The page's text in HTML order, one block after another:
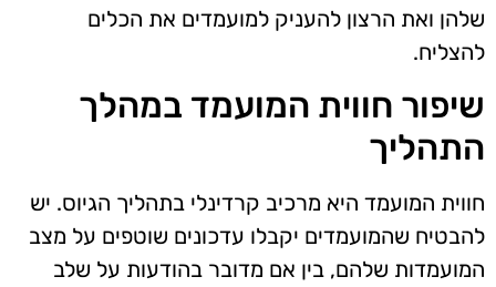
שלהן ואת הרצון להעניק למועמדים את הכלים
להצליח.
שיפור חווית המועמד במהלך
התהליך
חווית המועמד היא מרכיב קרדינלי בתהליך הגיוס. יש
להבטיח שהמועמדים יקבלו עדכונים שוטפים על מצב
המועמדות שלהם, בין אם מדובר בהודעות על שלב